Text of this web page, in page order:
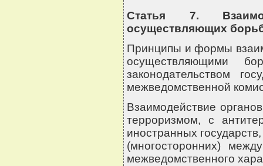
Статья 7.
осуществляющих
Принципы и формы
осуществляющими
законодательством
межведомственной
Взаимодействие
терроризмом, с
иностранных
(многосторонних)
межведомственного